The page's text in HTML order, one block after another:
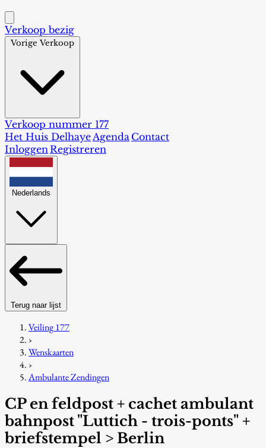
Verkoop bezig
Vorige Verkoop
Verkoop nummer 177
Het Huis DelhayeAgenda Contact
InloggenRegistreren
Nederlands
Terug naar lijst
Veiling 177
›
Wenskaarten
›
Ambulante Zendingen
CP en feldpost + cachet ambulant
bahnpost "Luttich - trois-ponts" +
briefstempel > Berlin